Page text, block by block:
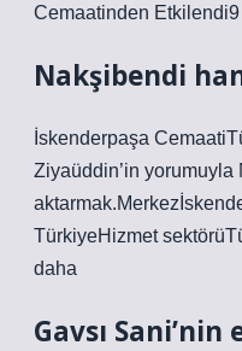
Cemaatinden Etkilendi9
Nakşibendi
İskenderpaşa
Ziyaüddin’in yorumuyla
TürkiyeHizmet
daha
Gavsı